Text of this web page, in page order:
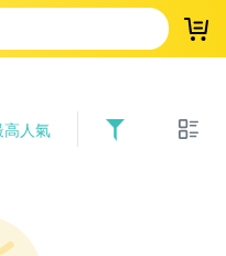
登
高人氣